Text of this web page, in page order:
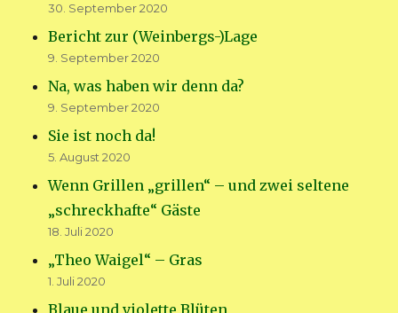
30. September 2020
Bericht zur (Weinbergs-)Lage
9. September 2020
Na, was haben wir denn da?
9. September 2020
Sie ist noch da!
5. August 2020
Wenn Grillen „grillen“ – und zwei seltene
„schreckhafte“ Gäste
18. Juli 2020
„Theo Waigel“ – Gras
1. Juli 2020